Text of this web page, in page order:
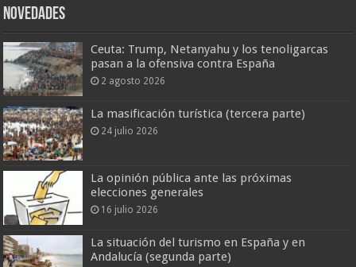
Novedades
Ceuta: Trump, Netanyahu y los tenoligarcas
pasan a la ofensiva contra España
2 agosto 2026
La masificación turística (tercera parte)
24 julio 2026
La opinión pública ante las próximas
elecciones generales
16 julio 2026
La situación del turismo en España y en
Andalucía (segunda parte)